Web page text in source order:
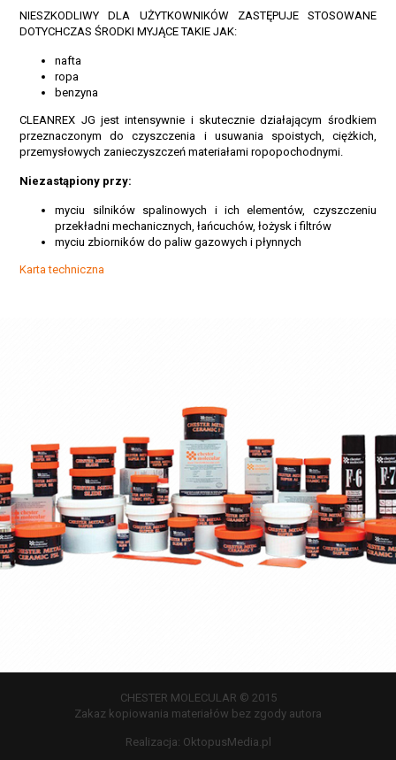
NIESZKODLIWY DLA UŻYTKOWNIKÓW ZASTĘPUJE STOSOWANE
DOTYCHCZAS ŚRODKI MYJĄCE TAKIE JAK:
nafta
ropa
benzyna
CLEANREX JG jest intensywnie i skutecznie działającym środkiem
przeznaczonym do czyszczenia i usuwania spoistych, ciężkich,
przemysłowych zanieczyszczeń materiałami ropopochodnymi.
Niezastąpiony przy:
myciu silników spalinowych i ich elementów, czyszczeniu
przekładni mechanicznych, łańcuchów, łożysk i filtrów
myciu zbiorników do paliw gazowych i płynnych
Karta techniczna
CHESTER MOLECULAR © 2015
Zakaz kopiowania materiałów bez zgody autora
Realizacja: OktopusMedia.pl